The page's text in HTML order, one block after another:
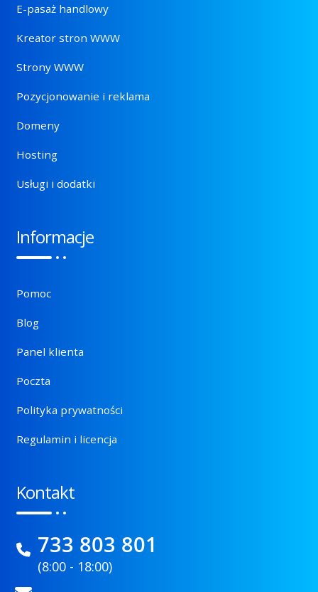
E-pasaż handlowy
Kreator stron WWW
Strony WWW
Pozycjonowanie i reklama
Domeny
Hosting
Usługi i dodatki
Informacje
Pomoc
Blog
Panel klienta
Poczta
Polityka prywatności
Regulamin i licencja
Kontakt
733 803 801
(8:00 - 18:00)